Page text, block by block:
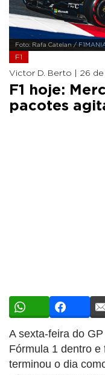
Foto: Rafa Catelan /
F1
Victor D. Berto | 26 de
F1 hoje:
pacotes
A sexta-feira do
Fórmula 1 dentro e
terminou o dia